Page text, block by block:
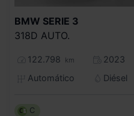
BMW SERIE 3
318D AUTO.
122.798 km
2023
Automático
Diésel
C